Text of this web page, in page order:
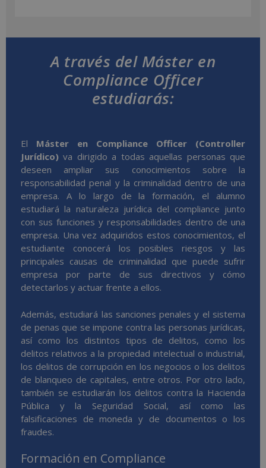
A través del Máster en
Compliance Officer
estudiarás:
El Máster en Compliance Officer (Controller
Jurídico) va dirigido a todas aquellas personas que
deseen ampliar sus conocimientos sobre la
responsabilidad penal y la criminalidad dentro de una
empresa. A lo largo de la formación, el alumno
estudiará la naturaleza jurídica del compliance junto
con sus funciones y responsabilidades dentro de una
empresa. Una vez adquiridos estos conocimientos, el
estudiante conocerá los posibles riesgos y las
principales causas de criminalidad que puede sufrir
empresa por parte de sus directivos y cómo
detectarlos y actuar frente a ellos.
Además, estudiará las sanciones penales y el sistema
de penas que se impone contra las personas jurídicas,
así como los distintos tipos de delitos, como los
delitos relativos a la propiedad intelectual o industrial,
los delitos de corrupción en los negocios o los delitos
de blanqueo de capitales, entre otros. Por otro lado,
también se estudiarán los delitos contra la Hacienda
Pública y la Seguridad Social, así como las
falsificaciones de moneda y de documentos o los
fraudes.
Formación en Compliance